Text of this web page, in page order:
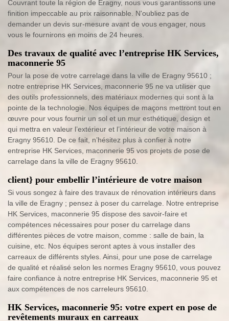
Couvrant toute la région de Eragny, nous vous garantissons une
finition impeccable au prix raisonnable. N'oubliez pas de
demander un devis sur-mesure avant de vous engager, nous
vous le fournirons en moins de 24 heures.
Des travaux de qualité avec l’entreprise HK Services,
maconnerie 95
Pour la pose de votre carrelage dans la ville de Eragny 95610 ;
notre entreprise HK Services, maconnerie 95 ne va utiliser que
des outils professionnels, des matériaux modernes qui sont à la
pointe de la technologie. Nos équipes de maçons mettront tout en
œuvre pour vous fournir un sol et un mur esthétique, design et
qui mettra en valeur l’extérieur et l’intérieur de votre maison à
Eragny 95610. De ce fait, n’hésitez plus à confier à notre
entreprise HK Services, maconnerie 95 vos projets de pose de
carrelage dans la ville de Eragny 95610.
client} pour embellir l’intérieure de votre maison
Si vous songez à faire des travaux de rénovation intérieurs dans
la ville de Eragny ; pensez à poser du carrelage. Notre entreprise
HK Services, maconnerie 95 dispose des savoir-faire et
compétences nécessaires pour poser du carrelage dans
différentes pièces de votre maison, comme : salle de bain, la
cuisine, etc. Nos équipes seront aptes à vous installer des
carreaux de différents styles. Ainsi, pour une pose de carrelage
de qualité et réalisé selon les normes Eragny 95610, vous pouvez
faire confiance à notre entreprise HK Services, maconnerie 95 et
aux compétences de nos carreleurs 95610.
HK Services, maconnerie 95: votre expert en pose de
revêtements muraux en carreaux